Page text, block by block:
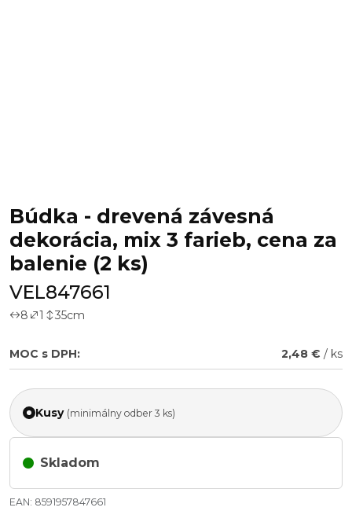
Búdka - drevená závesná
dekorácia, mix 3 farieb, cena za
balenie (2 ks)
VEL847661
8 1 35cm
MOC s DPH: 2,48 € / ks
Kusy (minimálny odber 3 ks)
Skladom
EAN: 8591957847661